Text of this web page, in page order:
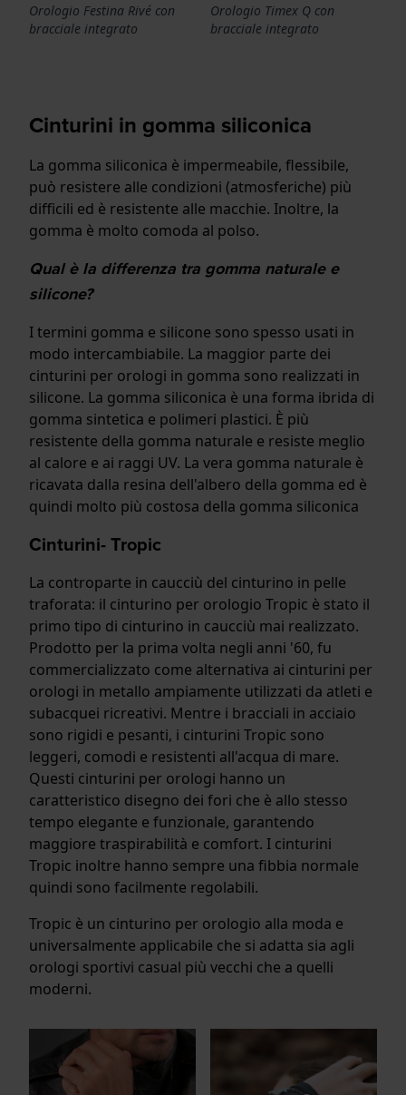
Orologio Festina Rivé con
bracciale integrato
Orologio Timex Q con
bracciale integrato
Cinturini in gomma siliconica
La gomma siliconica è impermeabile, flessibile,
può resistere alle condizioni (atmosferiche) più
difficili ed è resistente alle macchie. Inoltre, la
gomma è molto comoda al polso.
Qual è la differenza tra gomma naturale e
silicone?
I termini gomma e silicone sono spesso usati in
modo intercambiabile. La maggior parte dei
cinturini per orologi in gomma sono realizzati in
silicone. La gomma siliconica è una forma ibrida di
gomma sintetica e polimeri plastici. È più
resistente della gomma naturale e resiste meglio
al calore e ai raggi UV. La vera gomma naturale è
ricavata dalla resina dell'albero della gomma ed è
quindi molto più costosa della gomma siliconica
Cinturini- Tropic
La controparte in caucciù del cinturino in pelle
traforata: il cinturino per orologio Tropic è stato il
primo tipo di cinturino in caucciù mai realizzato.
Prodotto per la prima volta negli anni '60, fu
commercializzato come alternativa ai cinturini per
orologi in metallo ampiamente utilizzati da atleti e
subacquei ricreativi. Mentre i bracciali in acciaio
sono rigidi e pesanti, i cinturini Tropic sono
leggeri, comodi e resistenti all'acqua di mare.
Questi cinturini per orologi hanno un
caratteristico disegno dei fori che è allo stesso
tempo elegante e funzionale, garantendo
maggiore traspirabilità e comfort. I cinturini
Tropic inoltre hanno sempre una fibbia normale
quindi sono facilmente regolabili.
Tropic è un cinturino per orologio alla moda e
universalmente applicabile che si adatta sia agli
orologi sportivi casual più vecchi che a quelli
moderni.